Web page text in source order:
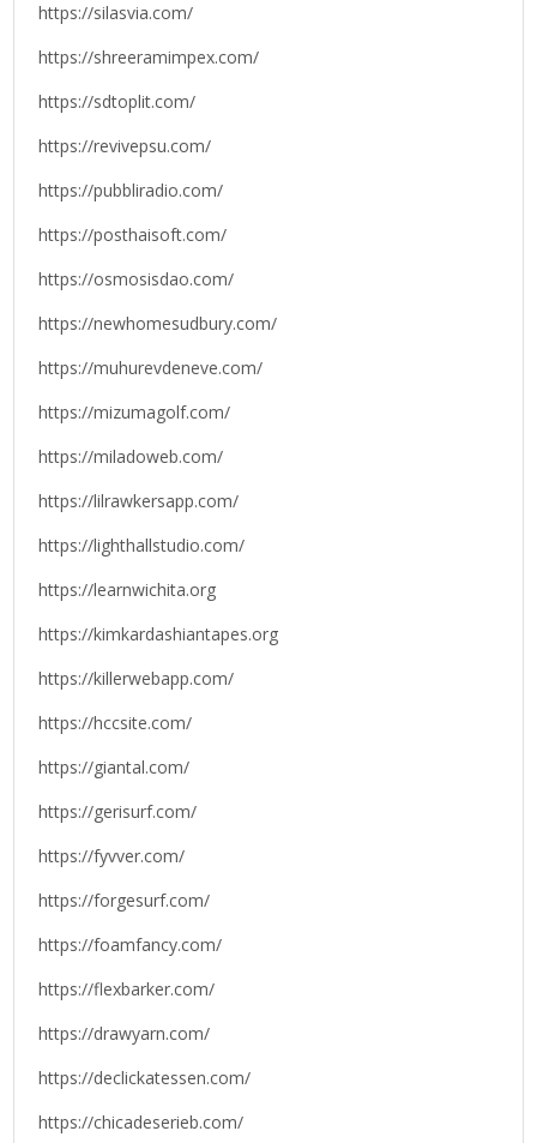
https://silasvia.com/
https://shreeramimpex.com/
https://sdtoplit.com/
https://revivepsu.com/
https://pubbliradio.com/
https://posthaisoft.com/
https://osmosisdao.com/
https://newhomesudbury.com/
https://muhurevdeneve.com/
https://mizumagolf.com/
https://miladoweb.com/
https://lilrawkersapp.com/
https://lighthallstudio.com/
https://learnwichita.org
https://kimkardashiantapes.org
https://killerwebapp.com/
https://hccsite.com/
https://giantal.com/
https://gerisurf.com/
https://fyvver.com/
https://forgesurf.com/
https://foamfancy.com/
https://flexbarker.com/
https://drawyarn.com/
https://declickatessen.com/
https://chicadeserieb.com/